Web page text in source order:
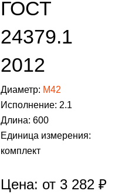
ГОСТ
24379.1
2012
Диаметр: М42
Исполнение: 2.1
Длина: 600
Единица измерения:
комплект
Цена: от 3 282 ₽